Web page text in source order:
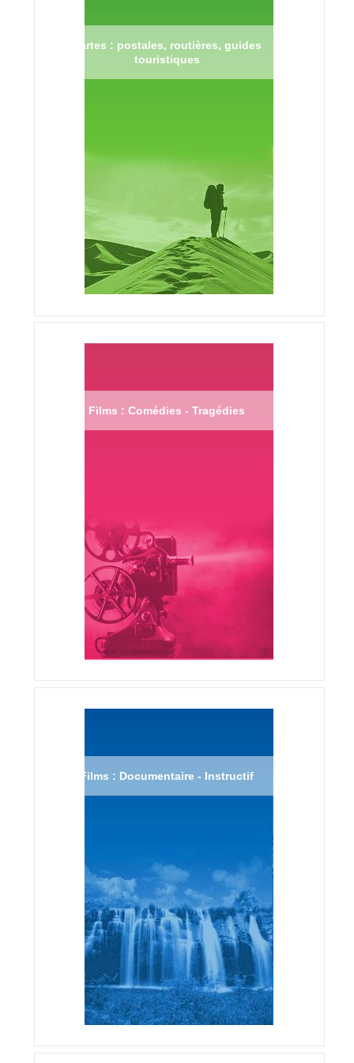
Cartes : postales, routières, guides
touristiques
Films : Comédies - Tragédies
Films : Documentaire - Instructif